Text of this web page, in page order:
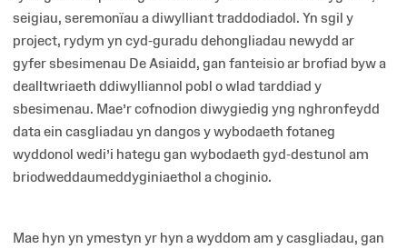
seigiau, seremonïau a diwylliant traddodiadol. Yn sgil y
project, rydym yn cyd-guradu dehongliadau newydd ar
gyfer sbesimenau De Asiaidd, gan fanteisio ar brofiad byw a
dealltwriaeth ddiwylliannol pobl o wlad tarddiad y
sbesimenau. Mae’r cofnodion diwygiedig yng nghronfeydd
data ein casgliadau yn dangos y wybodaeth fotaneg
wyddonol wedi’i hategu gan wybodaeth gyd-destunol am
briodweddaumeddyginiaethol a choginio.
Mae hyn yn ymestyn yr hyn a wyddom am y casgliadau, gan